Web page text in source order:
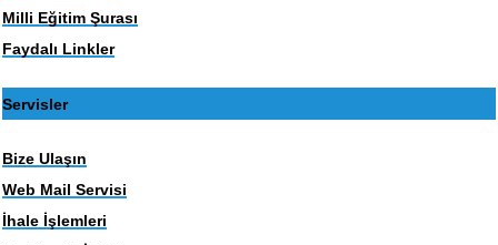
Milli Eğitim Şurası
Faydalı Linkler
Servisler
Bize Ulaşın
Web Mail Servisi
İhale İşlemleri